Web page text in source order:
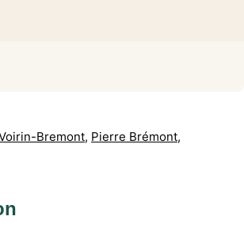
Bremont, Pierre Brémont,